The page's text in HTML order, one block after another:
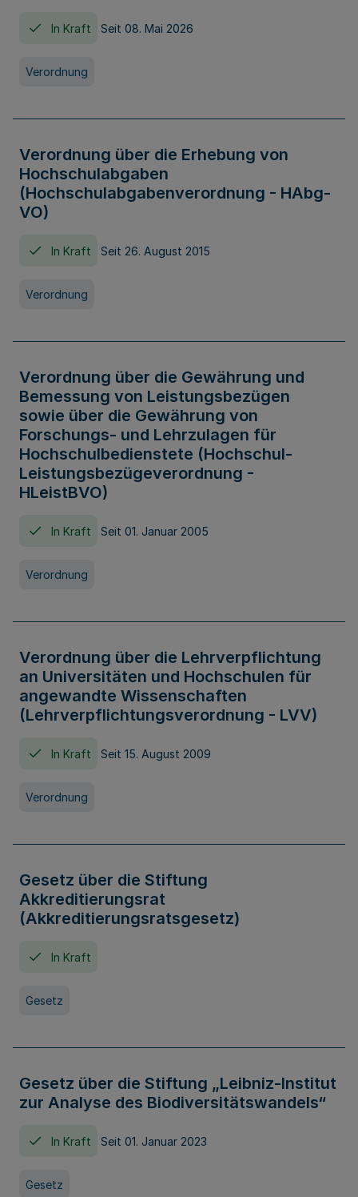
In Kraft Seit 08. Mai 2026
Verordnung
Verordnung über die Erhebung von
Hochschulabgaben
(Hochschulabgabenverordnung - HAbg-
VO)
In Kraft Seit 26. August 2015
Verordnung
Verordnung über die Gewährung und
Bemessung von Leistungsbezügen
sowie über die Gewährung von
Forschungs- und Lehrzulagen für
Hochschulbedienstete (Hochschul-
Leistungsbezügeverordnung -
HLeistBVO)
In Kraft Seit 01. Januar 2005
Verordnung
Verordnung über die Lehrverpflichtung
an Universitäten und Hochschulen für
angewandte Wissenschaften
(Lehrverpflichtungsverordnung - LVV)
In Kraft Seit 15. August 2009
Verordnung
Gesetz über die Stiftung
Akkreditierungsrat
(Akkreditierungsratsgesetz)
In Kraft
Gesetz
Gesetz über die Stiftung „Leibniz-Institut
zur Analyse des Biodiversitätswandels“
In Kraft Seit 01. Januar 2023
Gesetz